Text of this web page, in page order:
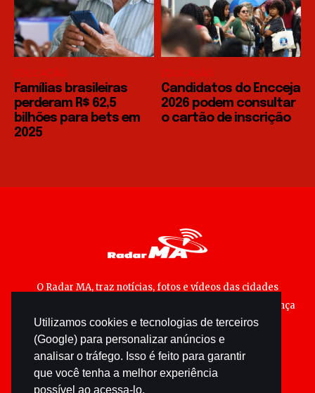
Utilizamos cookies e tecnologias de terceiros
(Google) para personalizar anúncios e
analisar o tráfego. Isso é feito para garantir
que você tenha a melhor experiência
possível ao acessa-lo.
EDUCAÇÃO
Famílias brasileiras
perderam R$ 62,5
bilhões para bets em
2025
EDUCAÇÃO
Candidatos do Encceja
2026 podem consultar
o cartão de inscrição
O Radar MA, traz notícias, fotos e vídeos das cidades
maranhenses; matérias especiais sobre política, segurança
pública e cultura popular.